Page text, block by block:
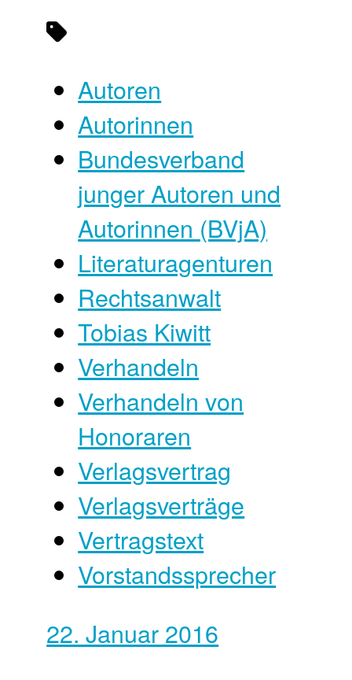
Autoren
Autorinnen
Bundesverband
junger Autoren und
Autorinnen (BVjA)
Literaturagenturen
Rechtsanwalt
Tobias Kiwitt
Verhandeln
Verhandeln von
Honoraren
Verlagsvertrag
Verlagsverträge
Vertragstext
Vorstandssprecher
22. Januar 2016